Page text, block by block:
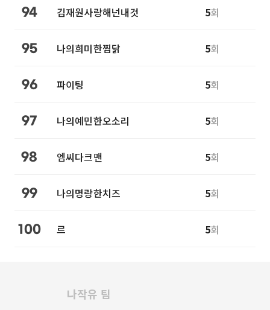
94 김재원사랑해넌내것 5회
95 나의희미한찜닭 5회
96 파이팅 5회
97 나의예민한오소리 5회
98 엠씨다크맨 5회
99 나의명랑한치즈 5회
100 르 5회
나작유 팀